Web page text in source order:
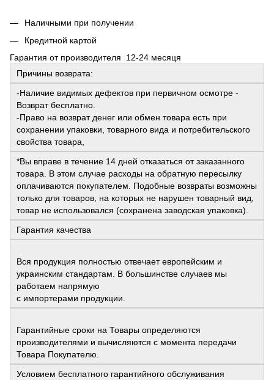
Наличными при получении
Кредитной картой
Гарантия от производителя 12-24 месяця
Причины возврата:
-Наличие видимых дефектов при первичном осмотре -
Возврат бесплатно.
-Право на возврат денег или обмен товара есть при
сохранении упаковки, товарного вида и потребительского
свойства товара,
*Вы вправе в течение 14 дней отказаться от заказанного
товара. В этом случае расходы на обратную пересылку
оплачиваются покупателем. Подобные возвраты возможны
только для товаров, на которых не нарушен товарный вид,
товар не использовался (сохранена заводская упаковка).
Гарантия качества
Вся продукция полностью отвечает европейским и
украинским стандартам. В большинстве случаев мы
работаем напрямую
с импортерами продукции.
Гарантийные сроки на Товары определяются
производителями и вычисляются с момента передачи
Товара Покупателю.
Условием бесплатного гарантийного обслуживания